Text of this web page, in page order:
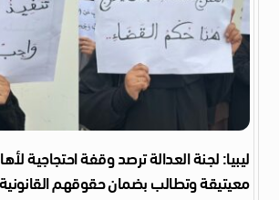
ليبيا: لجنة العدالة ترصد وقفة احتجاجية
معيتيقة وتطالب بضمان حقوقهم القانونية